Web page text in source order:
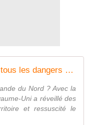
Irlande du Nord, la frontière de tous les dangers - Regarder le documentaire complet | ARTE
du Nord ? Avec la
Uni a réveillé des
et ressuscité le